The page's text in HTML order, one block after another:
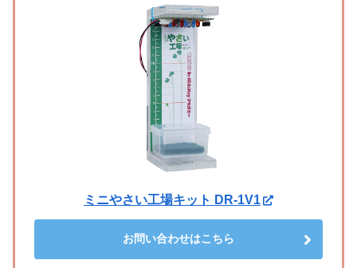
ミニやさい工場キット DR-1V1
お問い合わせはこちら